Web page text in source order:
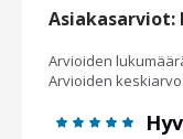
Asiakasarviot:
Arvioiden
Arvioiden keskiarvo: